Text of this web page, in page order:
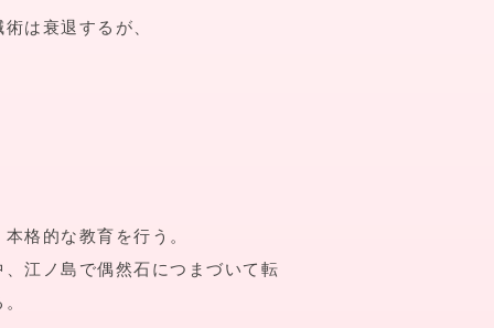
は衰退するが、
格的な教育を行う。
江ノ島で偶然石につまづいて転